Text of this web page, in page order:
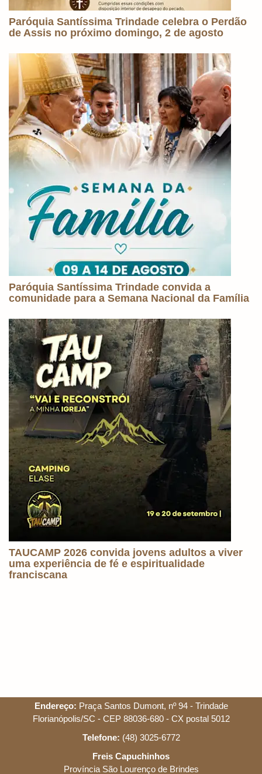
Paróquia Santíssima Trindade celebra o Perdão
de Assis no próximo domingo, 2 de agosto
Paróquia Santíssima Trindade convida a
comunidade para a Semana Nacional da Família
TAUCAMP 2026 convida jovens adultos a viver
uma experiência de fé e espiritualidade
franciscana
Endereço: Praça Santos Dumont, nº 94 - Trindade
Florianópolis/SC - CEP 88036-680 - CX postal 5012
Telefone: (48) 3025-6772
Freis Capuchinhos
Província São Lourenço de Brindes